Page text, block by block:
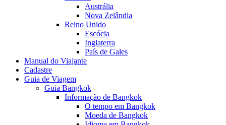
Austrália
Nova Zelândia
Reino Unido
Escócia
Inglaterra
País de Gales
Manual do Viajante
Cadastre
Guia de Viagem
Guia Bangkok
Informação de Bangkok
O tempo em Bangkok
Moeda de Bangkok